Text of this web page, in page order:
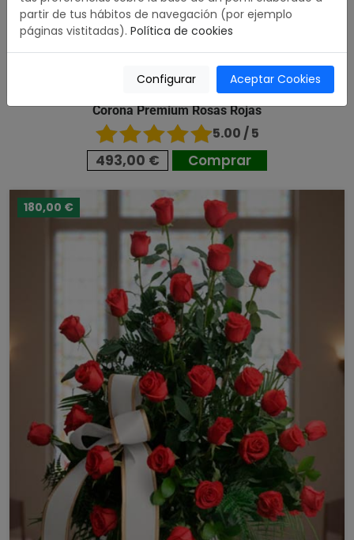
Corona Premium Rosas Rojas
5.00 / 5
493,00 € Comprar
180,00 €
partir de tus hábitos de navegación (por ejemplo
páginas vistitadas). Política de cookies
Configurar Aceptar Cookies